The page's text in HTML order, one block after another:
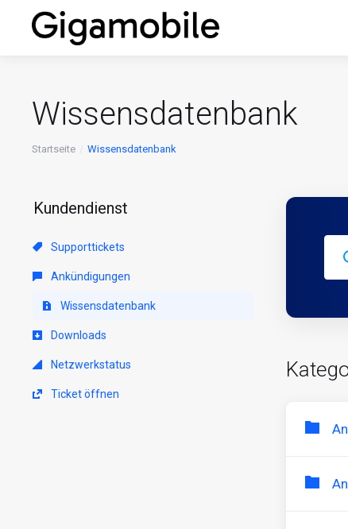
Wissensdatenbank
Startseite Wissensdatenbank
Kundendienst
Supporttickets
Ankündigungen
Wissensdatenbank
Downloads
Netzwerkstatus
Ticket öffnen